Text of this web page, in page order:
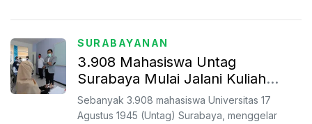
SURABAYANAN
3.908 Mahasiswa Untag
Surabaya Mulai Jalani Kuliah
Tatap Muka
Sebanyak 3.908 mahasiswa Universitas 17
Agustus 1945 (Untag) Surabaya, menggelar